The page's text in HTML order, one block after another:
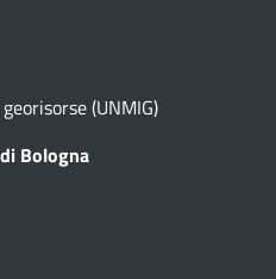
(UNMIG)
Bologna